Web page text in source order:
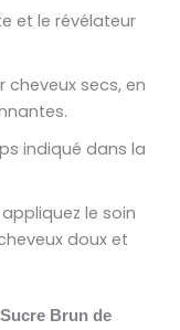
et le révélateur
secs, en
indiqué dans la
le soin
doux et
Brun de